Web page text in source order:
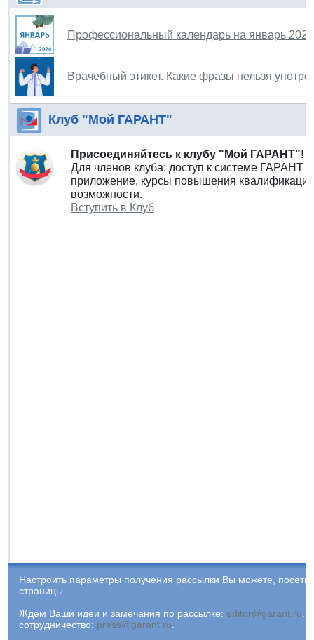
Профессиональный календарь на январь
Врачебный этикет. Какие фразы нельзя
Клуб "Мой ГАРАНТ"
Присоединяйтесь к клубу "Мой ГАРАНТ"!
Для членов клуба: доступ к системе ГАРАНТ
приложение, курсы повышения
возможности.
Вступить в Клуб
Настроить параметры получения рассылки Вы можете,
страницы.
Ждем Ваши идеи и замечания по рассылке: editor@garant.ru
сотрудничество: press@garant.ru